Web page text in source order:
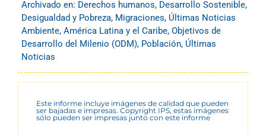
Archivado en: Derechos humanos, Desarrollo Sostenible,
Desigualdad y Pobreza, Migraciones, Últimas Noticias
Ambiente, América Latina y el Caribe, Objetivos de
Desarrollo del Milenio (ODM), Población, Últimas
Noticias
Este informe incluye imágenes de calidad que pueden
ser bajadas e impresas. Copyright IPS, estas imágenes
sólo pueden ser impresas junto con este informe